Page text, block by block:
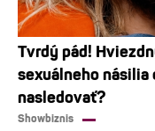
Tvrdý pád!
sexuálneho
nasledovať?
Showbiznis